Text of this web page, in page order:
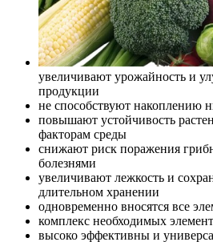
увеличивают урожайность и
продукции
не способствуют накоплению
повышают устойчивость
факторам среды
снижают риск поражения
болезнями
увеличивают лежкость и
длительном хранении
одновременно вносятся все
комплекс необходимых
высоко эффективны и